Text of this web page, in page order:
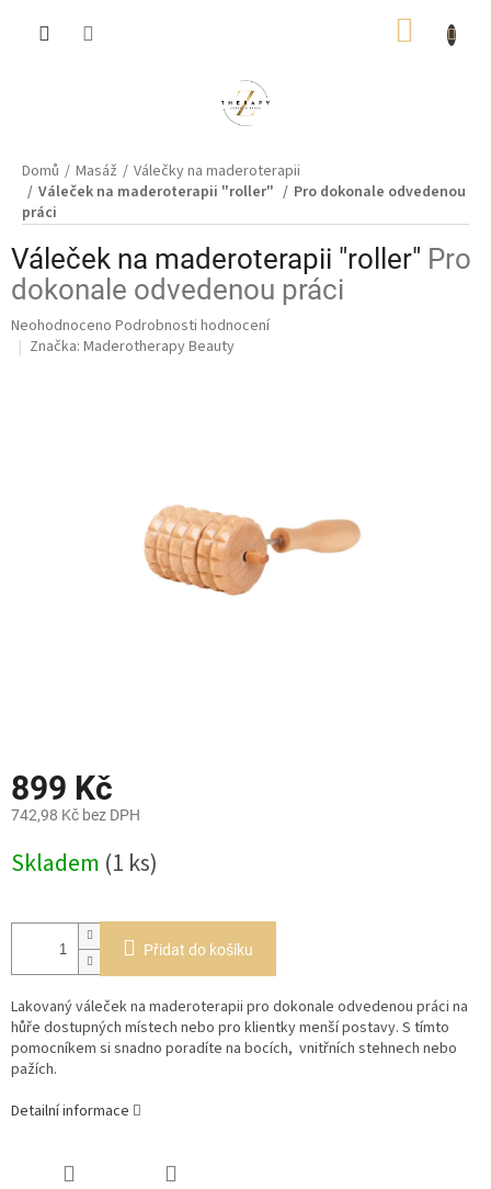
Domů Masáž
Válečky na maderoterapii
Váleček na maderoterapii "roller"
Pro dokonale odvedenou
práci
Váleček na maderoterapii "roller" Pro
dokonale odvedenou práci
Průměrné
hodnocení
Neohodnoceno Podrobnosti hodnocení
Značka: Maderotherapy Beauty
899 Kč
742,98 Kč bez DPH
cena:
Skladem (1 ks)
Přidat do košíku
Lakovaný váleček na maderoterapii pro dokonale odvedenou práci na
hůře dostupných místech nebo pro klientky menší postavy. S tímto
pomocníkem si snadno poradíte na bocích, vnitřních stehnech nebo
pažích.
Detailní informace